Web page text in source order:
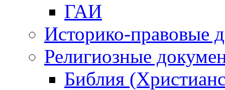
ГАИ
Историко-правовые
Религиозные
Библия